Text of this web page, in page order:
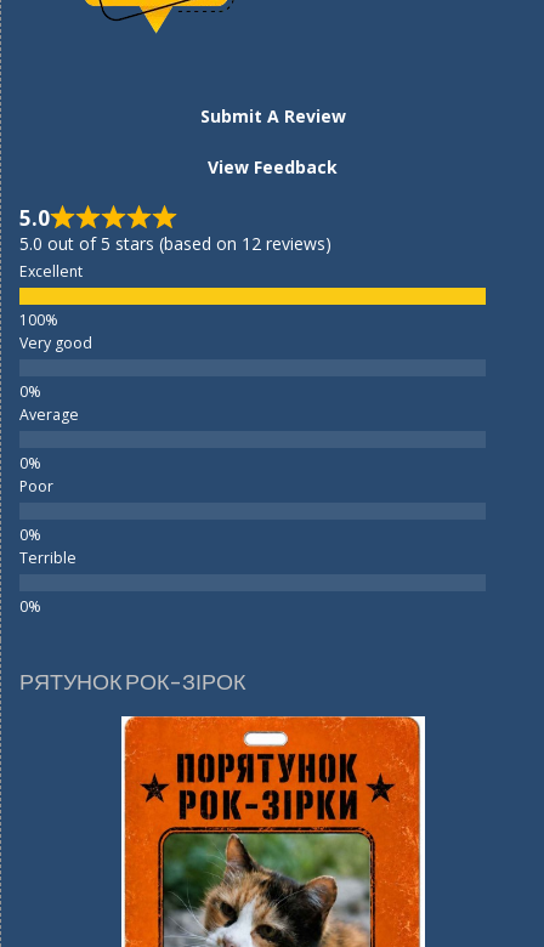
Submit A Review
View Feedback
5.0
5.0 out of 5 stars (based on 12 reviews)
Excellent
Very good
Average
Poor
Terrible
РЯТУНОК РОК-ЗІРОК